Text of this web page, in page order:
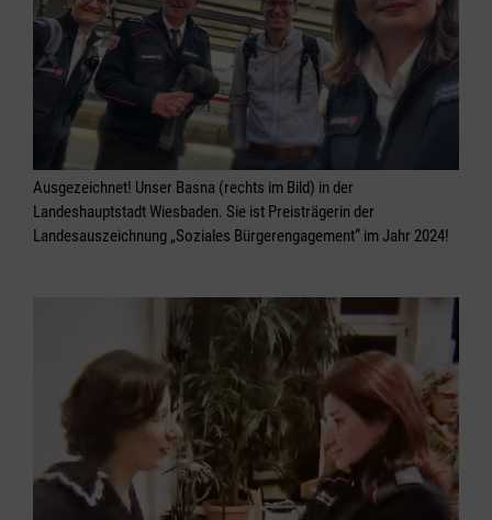
Ausgezeichnet! Unser Basna (rechts im Bild) in der
Landeshauptstadt Wiesbaden. Sie ist Preisträgerin der
Landesauszeichnung „Soziales Bürgerengagement“ im Jahr 2024!